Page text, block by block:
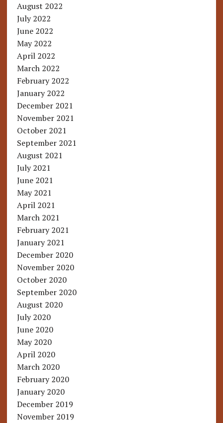
August 2022
July 2022
June 2022
May 2022
April 2022
March 2022
February 2022
January 2022
December 2021
November 2021
October 2021
September 2021
August 2021
July 2021
June 2021
May 2021
April 2021
March 2021
February 2021
January 2021
December 2020
November 2020
October 2020
September 2020
August 2020
July 2020
June 2020
May 2020
April 2020
March 2020
February 2020
January 2020
December 2019
November 2019